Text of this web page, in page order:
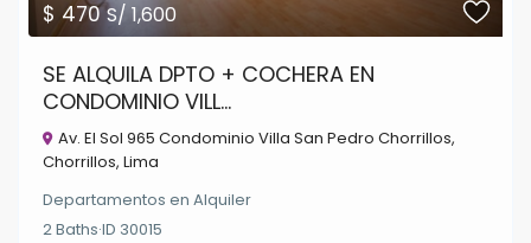
$ 470S/ 1,600
SE ALQUILA DPTO + COCHERA EN
CONDOMINIO VILL...
Av. El Sol 965 Condominio Villa San Pedro Chorrillos,
Chorrillos,Lima
Departamentos enAlquiler
2Baths·ID 30015